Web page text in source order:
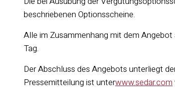
beschriebenen Optionsscheine.
Alle im Zusammenhang mit dem
Tag.
Der Abschluss des Angebots unterliegt
Pressemitteilung ist unterwww.sedar.com